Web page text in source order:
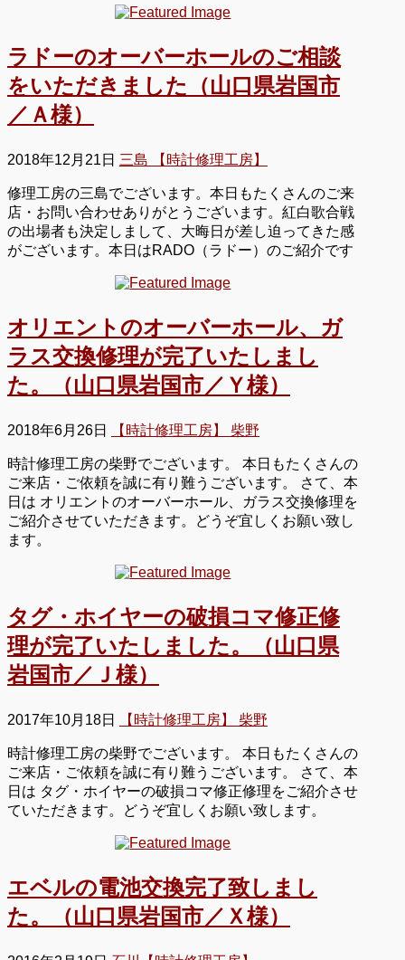
ラドーのオーバーホールのご相談
をいただきました（山口県岩国市
／Ａ様）
2018年12月21日 三島 【時計修理工房】
修理工房の三島でございます。本日もたくさんのご来
店・お問い合わせありがとうございます。紅白歌合戦
の出場者も決定しまして、大晦日が差し迫ってきた感
がございます。本日はRADO（ラドー）のご紹介です
オリエントのオーバーホール、ガ
ラス交換修理が完了いたしまし
た。（山口県岩国市／Ｙ様）
2018年6月26日 【時計修理工房】 柴野
時計修理工房の柴野でございます。 本日もたくさんの
ご来店・ご依頼を誠に有り難うございます。 さて、本
日は オリエントのオーバーホール、ガラス交換修理を
ご紹介させていただきます。どうぞ宜しくお願い致し
ます。
タグ・ホイヤーの破損コマ修正修
理が完了いたしました。（山口県
岩国市／Ｊ様）
2017年10月18日 【時計修理工房】 柴野
時計修理工房の柴野でございます。 本日もたくさんの
ご来店・ご依頼を誠に有り難うございます。 さて、本
日は タグ・ホイヤーの破損コマ修正修理をご紹介させ
ていただきます。どうぞ宜しくお願い致します。
エベルの電池交換完了致しまし
た。（山口県岩国市／Ｘ様）